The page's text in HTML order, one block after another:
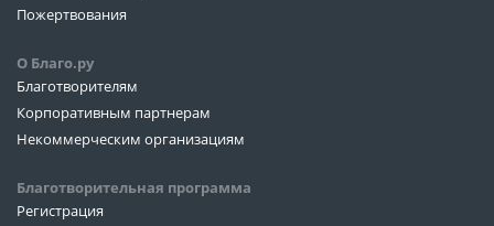
Пожертвования
О Благо.ру
Благотворителям
Корпоративным партнерам
Некоммерческим организациям
Благотворительная программа
Регистрация